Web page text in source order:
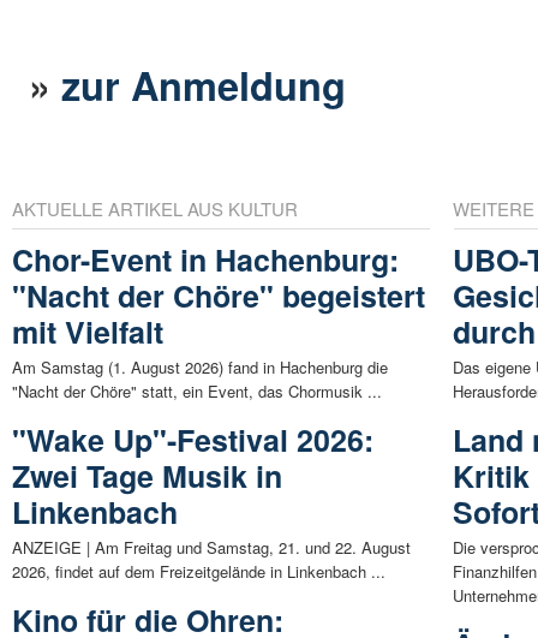
»zur Anmeldung
AKTUELLE ARTIKEL AUS KULTUR
Chor-Event in Hachenburg:
"Nacht der Chöre" begeistert
mit Vielfalt
Am Samstag (1. August 2026) fand in Hachenburg die
"Nacht der Chöre" statt, ein Event, das Chormusik ...
"Wake Up"-Festival 2026:
Zwei Tage Musik in
Linkenbach
ANZEIGE | Am Freitag und Samstag, 21. und 22. August
2026, findet auf dem Freizeitgelände in Linkenbach ...
Kino für die Ohren:
Das eigene
Land
Kritik
Die